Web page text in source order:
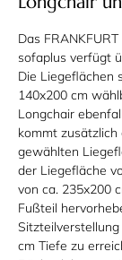
Das
sofaplus verfügt
Die Liegeflächen
140x200 cm
Longchair
kommt
gewählten
der Liegefläche
von ca. 235x200
Fußteil
cm Tiefe zu